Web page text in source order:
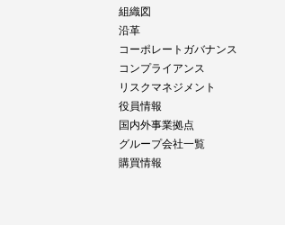
組織図
沿革
コーポレートガバナンス
コンプライアンス
リスクマネジメント
役員情報
国内外事業拠点
グループ会社一覧
購買情報